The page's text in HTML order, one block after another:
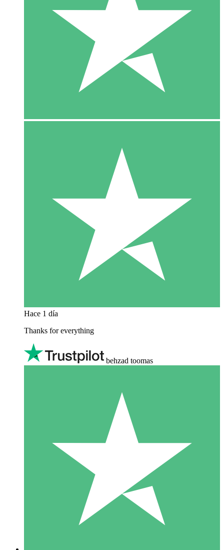
Hace 1 día
Thanks for everything
behzad toomas